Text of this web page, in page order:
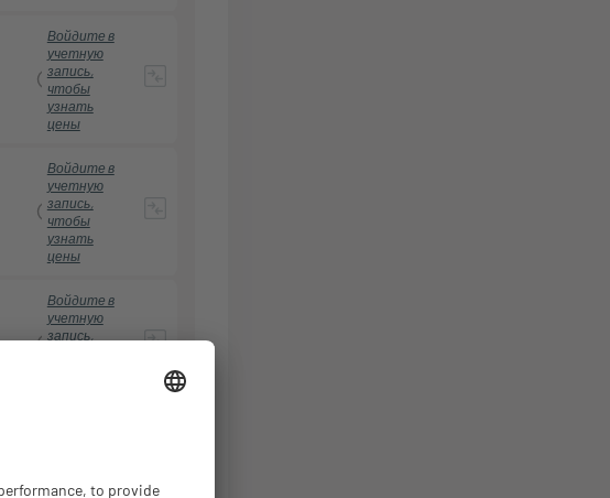
Войдите в
учетную
запись,
чтобы
узнать
цены
Войдите в
учетную
запись,
чтобы
узнать
цены
Войдите в
учетную
запись,